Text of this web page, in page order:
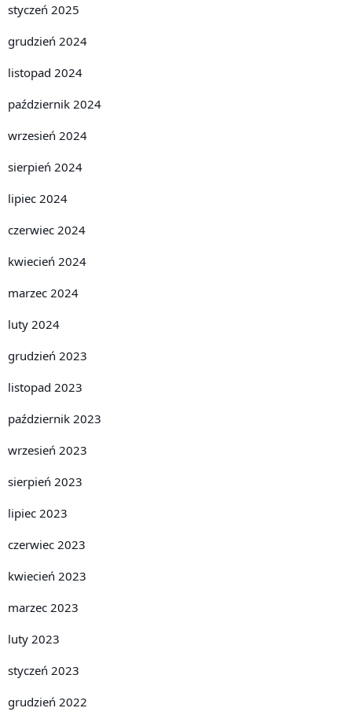
styczeń 2025
grudzień 2024
listopad 2024
październik 2024
wrzesień 2024
sierpień 2024
lipiec 2024
czerwiec 2024
kwiecień 2024
marzec 2024
luty 2024
grudzień 2023
listopad 2023
październik 2023
wrzesień 2023
sierpień 2023
lipiec 2023
czerwiec 2023
kwiecień 2023
marzec 2023
luty 2023
styczeń 2023
grudzień 2022